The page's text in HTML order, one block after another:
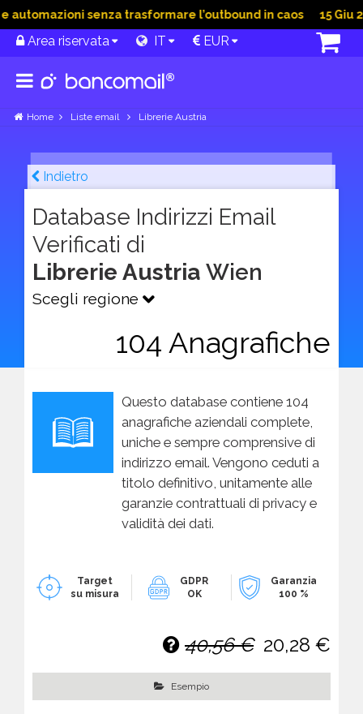
senza trasformare l’outbound in caos 15 Giu
Area riservata IT EUR
Home Liste email Librerie Austria
Indietro
Database Indirizzi Email
Verificati di
Librerie Austria Wien
Scegli regione
104 Anagrafiche
Questo database contiene 104
anagrafiche aziendali complete,
uniche e sempre comprensive di
indirizzo email. Vengono ceduti a
titolo definitivo, unitamente alle
garanzie contrattuali di privacy e
validità dei dati.
Target
su misura
GDPR
OK
Garanzia
100 %
40,56 € 20,28 €
Esempio